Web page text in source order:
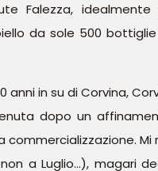
Falezza,
da sole 500
in su di Corvina,
dopo un
Mi
a Luglio...), magari